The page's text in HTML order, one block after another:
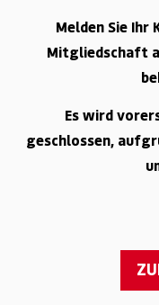
Melden Sie
Mitgliedschaft
Es wird
geschlossen,